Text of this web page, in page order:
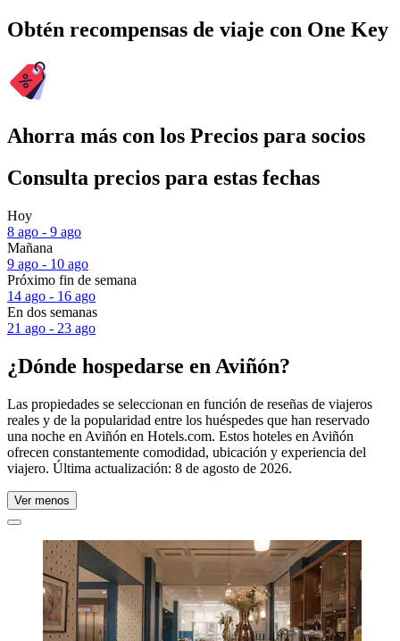
Obtén recompensas de viaje con One Key
Ahorra más con los Precios para socios
Consulta precios para estas fechas
Hoy
8 ago - 9 ago
Mañana
9 ago - 10 ago
Próximo fin de semana
14 ago - 16 ago
En dos semanas
21 ago - 23 ago
¿Dónde hospedarse en Aviñón?
Las propiedades se seleccionan en función de reseñas de viajeros
reales y de la popularidad entre los huéspedes que han reservado
una noche en Aviñón en Hotels.com. Estos hoteles en Aviñón
ofrecen constantemente comodidad, ubicación y experiencia del
viajero. Última actualización: 8 de agosto de 2026.
Ver menos